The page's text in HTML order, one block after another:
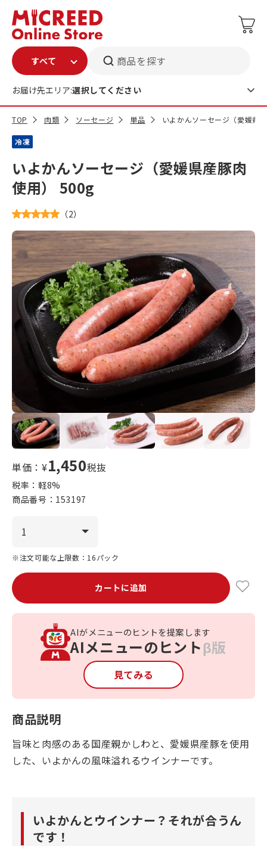
商品を探す
お届け先エリア:選択してください
TOP 肉類 ソーセージ 単品 いよかんソーセージ（愛媛県
冷凍
いよかんソーセージ（愛媛県産豚肉
使用） 500g
（2）
単価：¥1,450税抜
税率：軽8%
商品番号： 153197
※注文可能な上限数：16パック
カートに追加
AIがメニューのヒントを提案します
AIメニューのヒントβ版
見てみる
商品説明
旨味と肉感のある国産親かしわと、愛媛県産豚を使用
した、いよかんの風味溢れるウインナーです。
いよかんとウインナー？それが合うん
です！